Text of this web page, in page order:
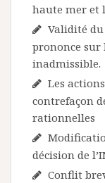
haute mer et
Validité du
prononce
inadmissible.
Les
contrefaçon
rationnelles
décision de
Conflit